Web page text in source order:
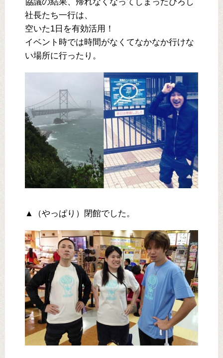
社長たち一行は、
空いた1日を有効活用！
イベント時では時間がなくてなかなか行けな
い場所に行ったり。
▲（やっぱり）閉館でした。